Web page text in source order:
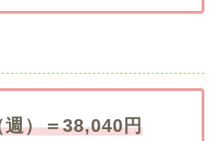
）＝38,040円